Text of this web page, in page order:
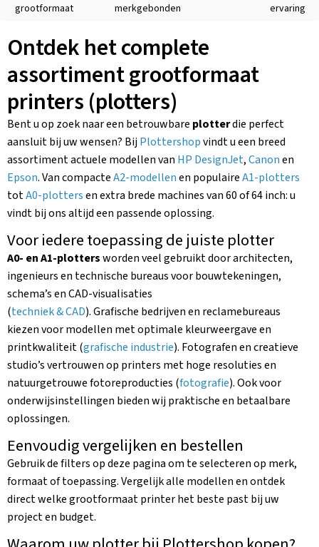
grootformaat
merkgebonden
ervaring
Ontdek het complete
assortiment grootformaat
printers (plotters)
Bent u op zoek naar een betrouwbare plotterdie perfect
aansluit bij uw wensen? BijPlottershopvindt u een breed
assortiment actuele modellen van HP DesignJet,Canonen
Epson. Van compacteA2-modellenen populaireA1-plotters
totA0-plottersen extra brede machines van 60 of 64 inch: u
vindt bij ons altijd een passende oplossing.
Voor iedere toepassing de juiste plotter
A0- en A1-plottersworden veel gebruikt door architecten,
ingenieurs en technische bureaus voor bouwtekeningen,
schema’s en CAD-visualisaties
(techniek & CAD). Grafische bedrijven en reclamebureaus
kiezen voor modellen met optimale kleurweergave en
printkwaliteit (grafische industrie). Fotografen en creatieve
studio’s vertrouwen op printers met hoge resoluties en
natuurgetrouwe fotoreproducties (fotografie). Ook voor
onderwijsinstellingen bieden wij praktische en betaalbare
oplossingen.
Eenvoudig vergelijken en bestellen
Gebruik de filters op deze pagina om te selecteren op merk,
formaat of toepassing. Vergelijk alle modellen en ontdek
direct welke grootformaat printer het beste past bij uw
project en budget.